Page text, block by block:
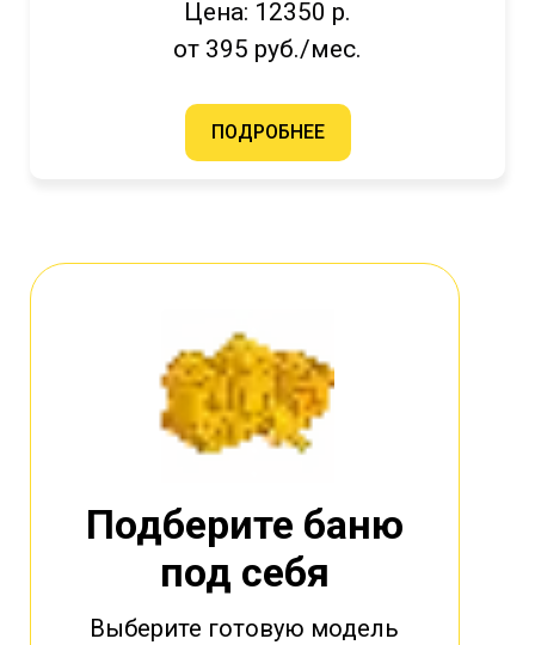
Цена: 12350 р.
от 395 руб./мес.
ПОДРОБНЕЕ
Выберите готовую модель
Подберите баню
под себя